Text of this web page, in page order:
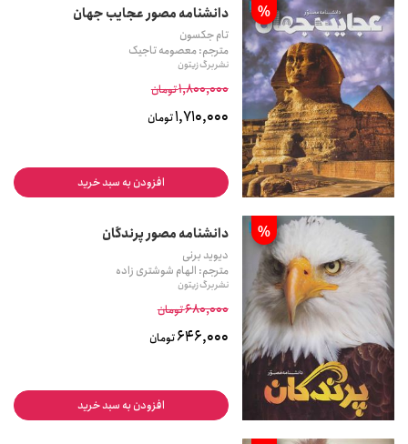
% دانشنامه مصور عجایب جهان
تام جکسون
مترجم: معصومه تاجیک
نشر برگ زیتون
1,800,000تومان
1,710,000تومان
افزودن به سبد خرید
% دانشنامه مصور پرندگان
دیوید برنی
مترجم: الهام شوشتری زاده
نشر برگ زیتون
680,000تومان
646,000تومان
افزودن به سبد خرید